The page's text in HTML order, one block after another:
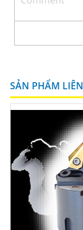
SẢN PHẨM